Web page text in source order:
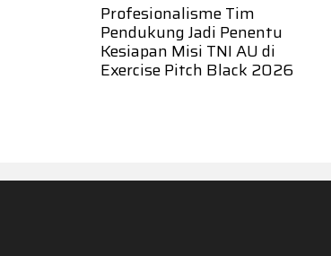
Profesionalisme Tim
Pendukung Jadi Penentu
Kesiapan Misi TNI AU di
Exercise Pitch Black 2026